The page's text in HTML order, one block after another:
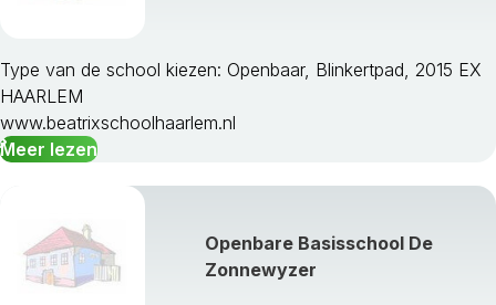
Type van de school kiezen: Openbaar, Blinkertpad, 2015 EX
HAARLEM
www.beatrixschoolhaarlem.nl
Meer lezen
Openbare Basisschool De
Zonnewyzer